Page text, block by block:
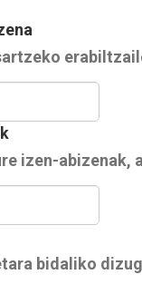
izen-abizenak,
bidaliko